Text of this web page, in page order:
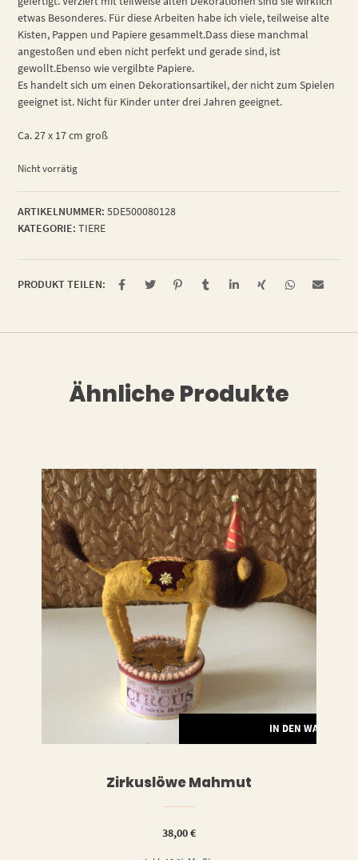
etwas Besonderes. Für diese Arbeiten habe ich viele, teilweise alte
Kisten, Pappen und Papiere gesammelt.Dass diese manchmal
angestoßen und eben nicht perfekt und gerade sind, ist
gewollt.Ebenso wie vergilbte Papiere.
Es handelt sich um einen Dekorationsartikel, der nicht zum Spielen
geeignet ist. Nicht für Kinder unter drei Jahren geeignet.
Ca. 27 x 17 cm groß
Nicht vorrätig
ARTIKELNUMMER: 5DE500080128
KATEGORIE: TIERE
PRODUKT TEILEN:
Ähnliche Produkte
IN DEN
Zirkuslöwe Mahmut
38,00€